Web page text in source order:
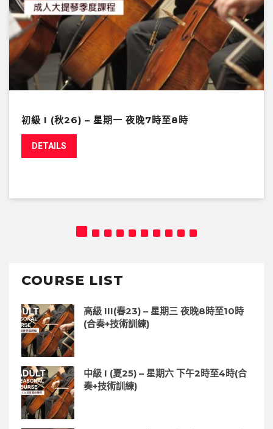
初級 I (秋26) – 星期一 夜晚7時至8時
DETAILS
COURSE LIST
高級 III(春23) – 星期三 夜晚8時至10時
(合奏+技術訓練)
中級 I (夏25) – 星期六 下午2時至4時(合
奏+技術訓練)